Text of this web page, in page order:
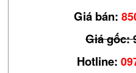
Giá bán:
Giá gốc:
Hotline: